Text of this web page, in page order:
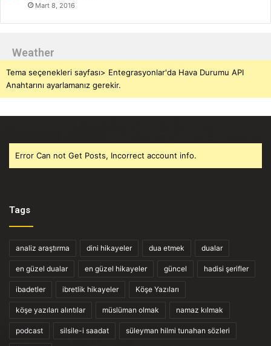
Mart 8, 2016
Weather
Tema seçenekleri sayfası> Entegrasyonlar'da Hava Durumu API
Anahtarını ayarlamanız gerekir.
Error Can not Get Posts, Incorrect account info.
Tags
analiz araştırma dini hikayeler dua etmek dualar
en güzel dualar en güzel hikayeler güncel hadisi şerifler
ibadetler ibretlik hikayeler Köşe Yazıları
köşe yazıları alıntılar müslüman olmak namaz kılmak
podcast silsile-i saadat süleyman hilmi tunahan sözleri